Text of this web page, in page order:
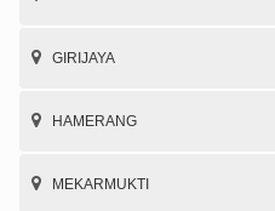
GIRIJAYA
HAMERANG
MEKARMUKTI